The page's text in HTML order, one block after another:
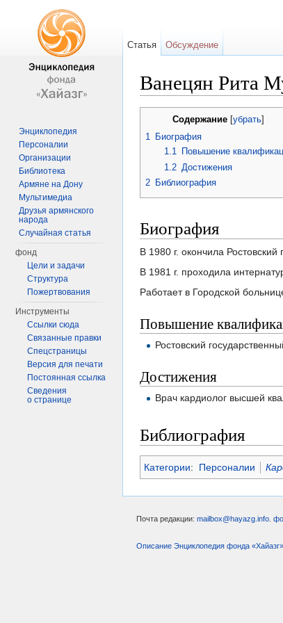
Ванецян Рита
Содержание[ убрать]
1 Биография
1.1
Повышение
1.2 Достижения
2 Библиография
Биография
В 1980 г. окончила
В 1981 г. проходила
Работает в Городской
Повышение
Ростовский
Достижения
Врач кардиолог высшей
Библиография
Категории: Персоналии
Статья Обсуждение
Энциклопедия
Персоналии
Организации
Библиотека
Армяне на Дону
Мультимедиа
Друзья армянского
народа
Случайная статья
фонд
Цели и задачи
Структура
Пожертвования
Инструменты
Ссылки сюда
Связанные правки
Спецстраницы
Версия для печати
Постоянная ссылка
Сведения
о странице
Почта редакции: mailbox@hayazg.info
Описание Энциклопедия фонда «Хайазг»